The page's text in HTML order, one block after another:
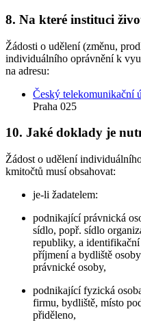
8. Na které instituci
Žádosti o udělení (změnu,
individuálního oprávnění k
na adresu:
Český telekomunikační
Praha 025
10. Jaké doklady je
Žádost o udělení
kmitočtů musí obsahovat:
je-li žadatelem:
podnikající právnická
sídlo, popř. sídlo
republiky, a
příjmení a bydliště
právnické osoby,
podnikající fyzická
firmu, bydliště, místo
přiděleno,